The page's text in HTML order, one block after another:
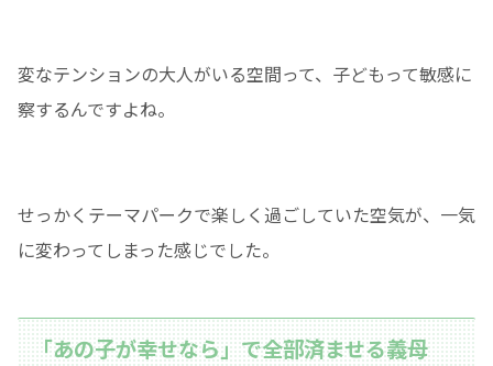
変なテンションの大人がいる空間って、子どもって敏感に
察するんですよね。
せっかくテーマパークで楽しく過ごしていた空気が、一気
に変わってしまった感じでした。
「あの子が幸せなら」で全部済ませる義母